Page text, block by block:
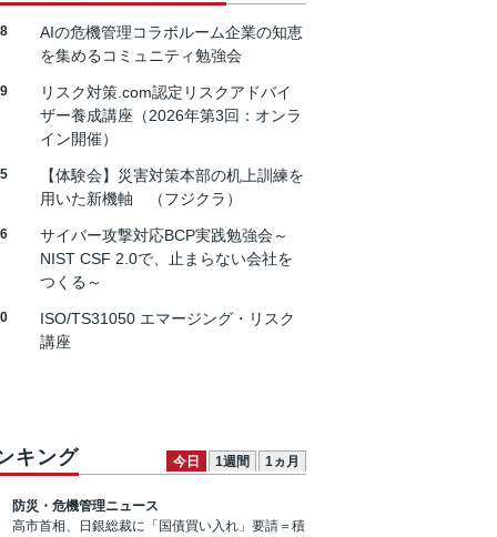
AIの危機管理コラボルーム企業の知恵
を集めるコミュニティ勉強会
リスク対策.com認定リスクアドバイ
ザー養成講座（2026年第3回：オンラ
イン開催）
【体験会】災害対策本部の机上訓練を
用いた新機軸 （フジクラ）
サイバー攻撃対応BCP実践勉強会～
NIST CSF 2.0で、止まらない会社を
つくる～
ISO/TS31050 エマージング・リスク
講座
キング 今日 1週間 1ヵ月
防災・危機管理ニュース
高市首相、日銀総裁に「国債買い入れ」要請＝積